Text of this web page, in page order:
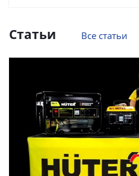
Статьи Все статьи